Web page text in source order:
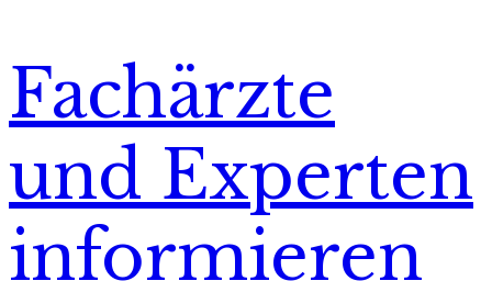
Fachärzte
und Experten
informieren